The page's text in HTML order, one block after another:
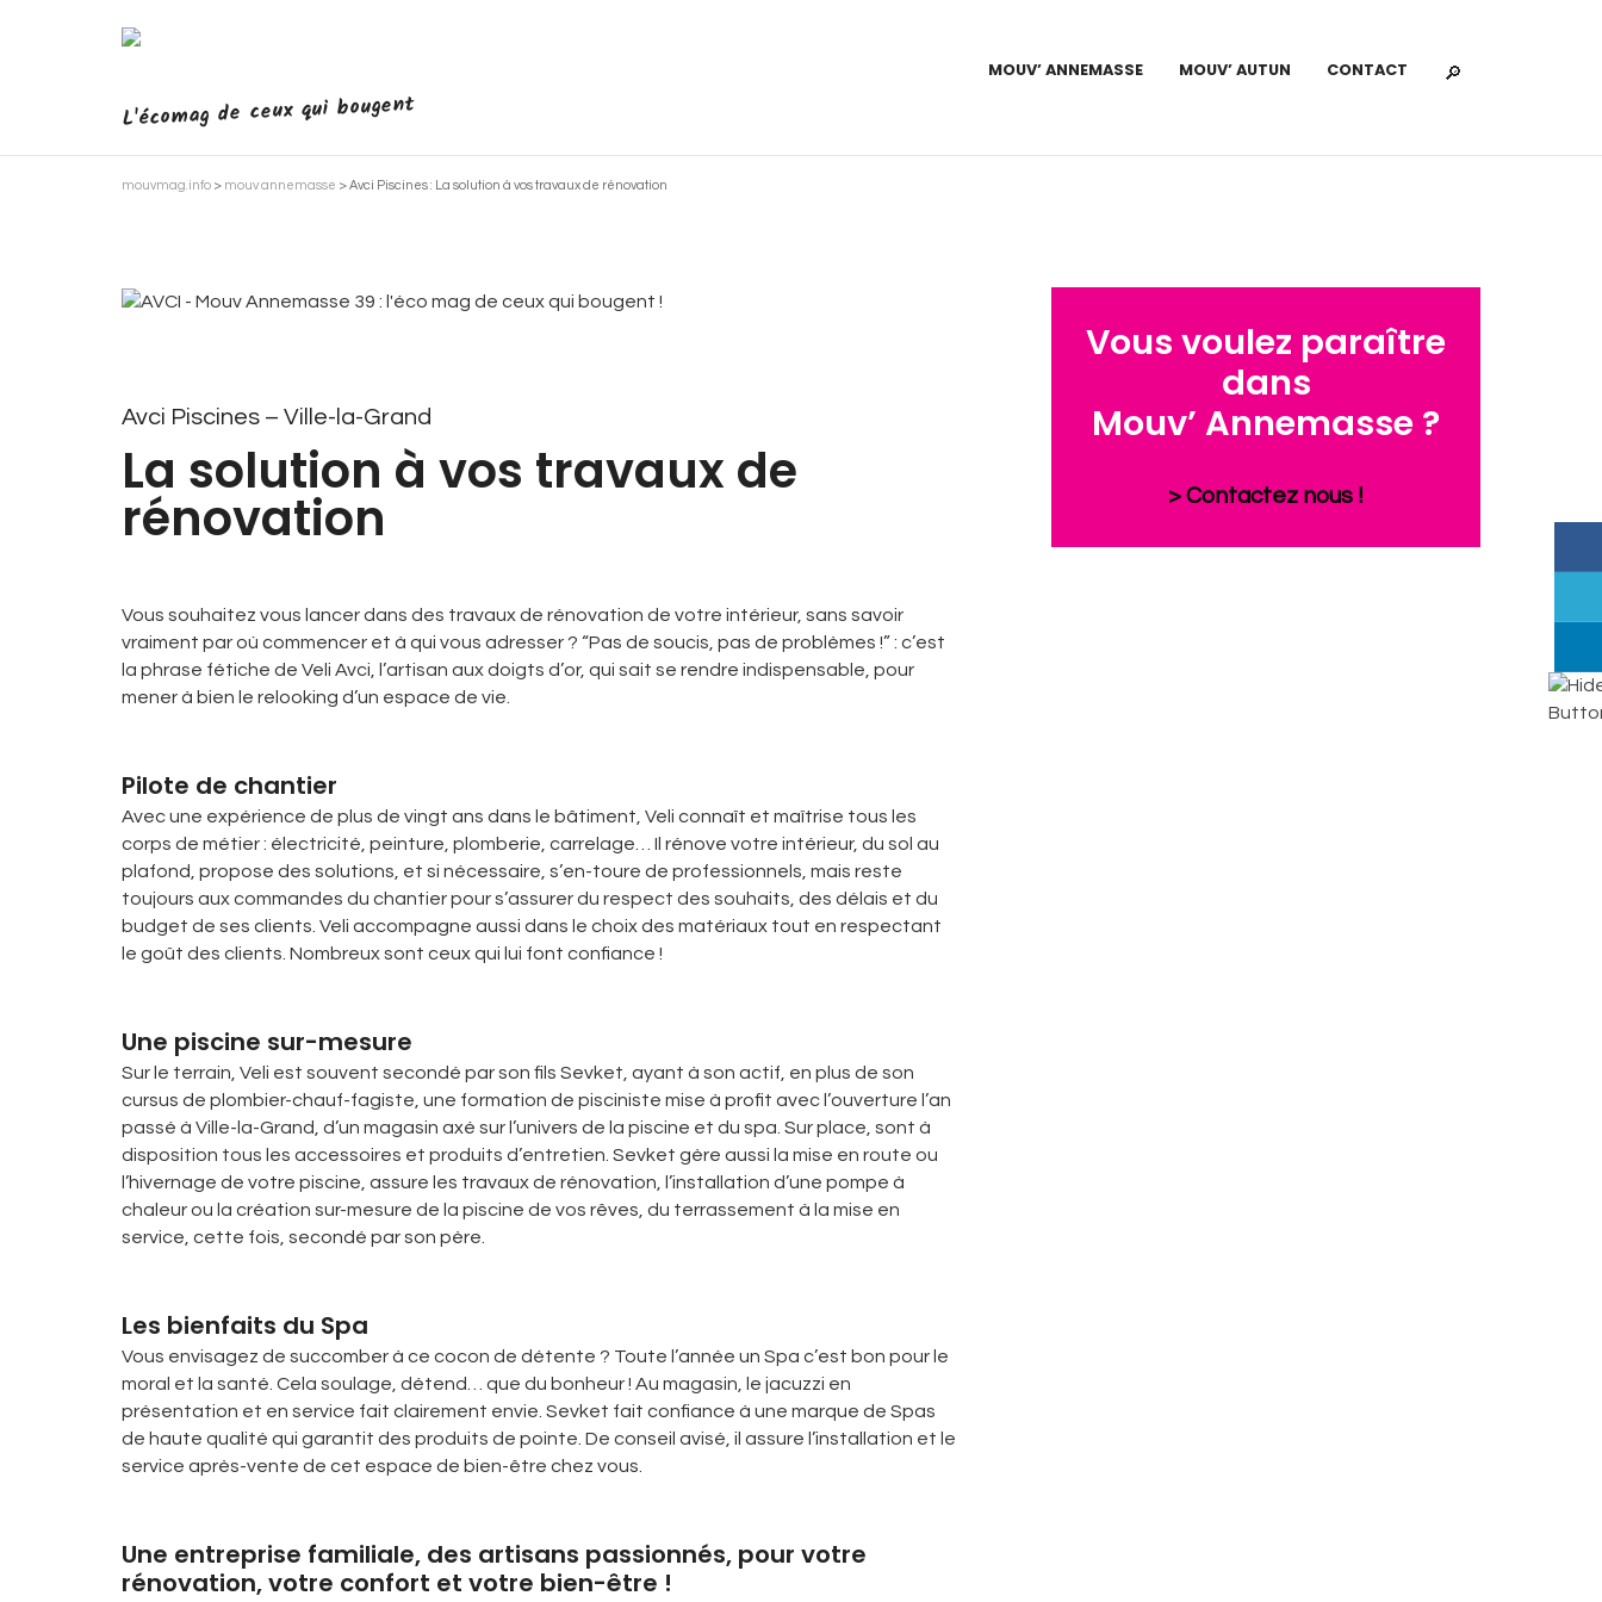
L'écomag de ceux qui bougent
MOUV’ ANNEMASSE MOUV’ AUTUN CONTACT
mouvmag.info > mouv annemasse >Avci Piscines : La solution à vos travaux de rénovation
Avci Piscines – Ville-la-Grand
La solution à vos travaux de
rénovation
Vous souhaitez vous lancer dans des travaux de rénovation de votre intérieur, sans savoir
vraiment par où commencer et à qui vous adresser ? “Pas de soucis, pas de problèmes !” : c’est
la phrase fétiche de Veli Avci, l’artisan aux doigts d’or, qui sait se rendre indispensable, pour
mener à bien le relooking d’un espace de vie.
Pilote de chantier
Avec une expérience de plus de vingt ans dans le bâtiment, Veli connaît et maîtrise tous les
corps de métier : électricité, peinture, plomberie, carrelage… Il rénove votre intérieur, du sol au
plafond, propose des solutions, et si nécessaire, s’en-toure de professionnels, mais reste
toujours aux commandes du chantier pour s’assurer du respect des souhaits, des délais et du
budget de ses clients. Veli accompagne aussi dans le choix des matériaux tout en respectant
le goût des clients. Nombreux sont ceux qui lui font confiance !
Une piscine sur-mesure
Sur le terrain, Veli est souvent secondé par son fils Sevket, ayant à son actif, en plus de son
cursus de plombier-chauf-fagiste, une formation de pisciniste mise à profit avec l’ouverture l’an
passé à Ville-la-Grand, d’un magasin axé sur l’univers de la piscine et du spa. Sur place, sont à
disposition tous les accessoires et produits d’entretien. Sevket gère aussi la mise en route ou
l’hivernage de votre piscine, assure les travaux de rénovation, l’installation d’une pompe à
chaleur ou la création sur-mesure de la piscine de vos rêves, du terrassement à la mise en
service, cette fois, secondé par son père.
Les bienfaits du Spa
Vous envisagez de succomber à ce cocon de détente ? Toute l’année un Spa c’est bon pour le
moral et la santé. Cela soulage, détend… que du bonheur ! Au magasin, le jacuzzi en
présentation et en service fait clairement envie. Sevket fait confiance à une marque de Spas
de haute qualité qui garantit des produits de pointe. De conseil avisé, il assure l’installation et le
service après-vente de cet espace de bien-être chez vous.
Une entreprise familiale, des artisans passionnés, pour votre
rénovation, votre confort et votre bien-être !
Vous voulez paraître
dans
Mouv’ Annemasse ?
> Contactez nous !